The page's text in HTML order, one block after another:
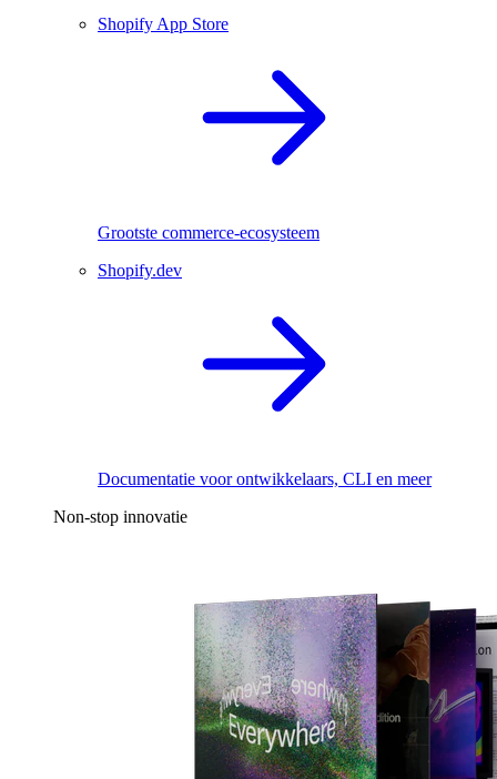
Shopify App Store
Grootste commerce-ecosysteem
Shopify.dev
Documentatie voor ontwikkelaars, CLI en meer
Non-stop innovatie